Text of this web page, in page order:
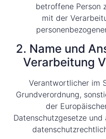
betroffene Person
mit der
2. Name und
Verarbeitung
Verantwortlicher im
Grundverordnung,
der
Datenschutzgesetze